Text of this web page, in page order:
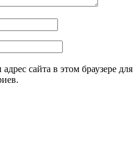
сайта в этом браузере для